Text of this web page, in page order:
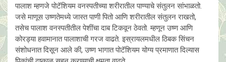
पालाश म्हणजे पोटॅशियम वनस्पतीच्या शरीरातील पाण्याचे संतुलन सांभाळतो.
जसे माणूस उष्णतेमध्ये जास्त पाणी पितो आणि शरीरातील संतुलन राखतो,
तसेच पालाश वनस्पतीतील पेशींचा दाब टिकवून ठेवतो. म्हणून उष्ण आणि
कोरड्या हवामानात पालाशाची गरज वाढते. इस्रायलमधील ठिबक सिंचन
संशोधनात दिसून आले की, उष्ण भागात पोटॅशियम योग्य प्रमाणात दिल्यास